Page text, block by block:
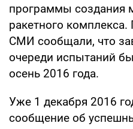
программы создания
ракетного
СМИ сообщали, что
очереди испытаний
осень 2016 года.
Уже 1 декабря 2016
сообщение об